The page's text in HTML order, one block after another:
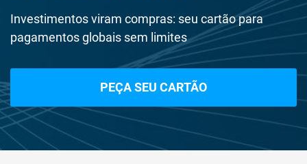
Investimentos viram compras: seu cartão para
pagamentos globais sem limites
PEÇA SEU CARTÃO